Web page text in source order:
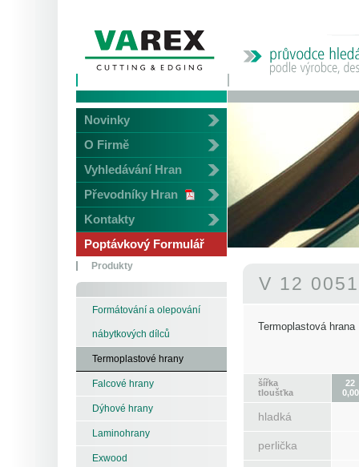
Novinky
O Firmě
Vyhledávání Hran
Převodníky Hran
Kontakty
Poptávkový Formulář
Produkty
Formátování a olepování
nábytkových dílců
Termoplastové hrany
Falcové hrany
Dýhové hrany
Laminohrany
Exwood
V 12
Termoplastová hrana
šířka
tloušťka
22
0,00
hladká
perlička